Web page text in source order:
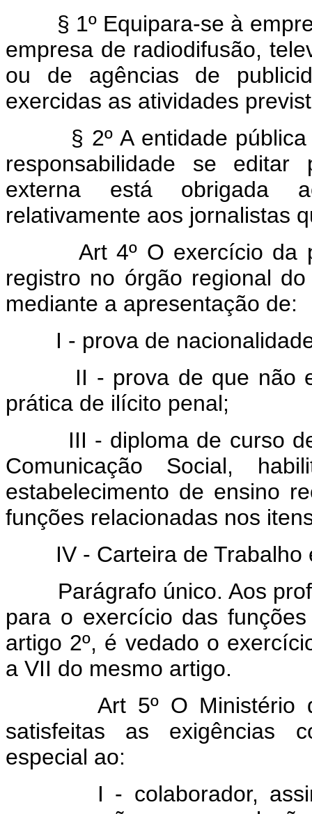
§ 1º Equipara-se à
empresa de radiodifusão,
ou de agências de
exercidas as atividades
§ 2º A entidade pública
responsabilidade se editar
externa está obrigada
relativamente aos jornalistas
Art 4º O exercício da
registro no órgão regional
mediante a apresentação de:
I - prova de nacionalidade
II - prova de que não
prática de ilícito penal;
III - diploma de curso de
Comunicação Social,
estabelecimento de ensino
funções relacionadas nos
IV - Carteira de Trabalho
Parágrafo único. Aos
para o exercício das
artigo 2º, é vedado o
a VII do mesmo artigo.
Art 5º O Ministério do
satisfeitas as exigências
especial ao:
I - colaborador, assim